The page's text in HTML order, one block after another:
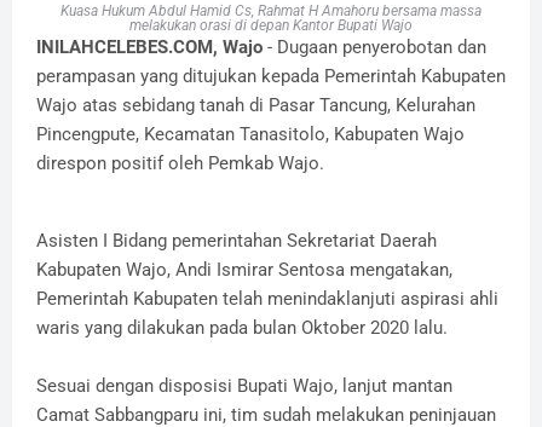
Kuasa Hukum Abdul Hamid Cs, Rahmat H Amahoru bersama massa
melakukan orasi di depan Kantor Bupati Wajo
INILAHCELEBES.COM, Wajo - Dugaan penyerobotan dan
perampasan yang ditujukan kepada Pemerintah Kabupaten
Wajo atas sebidang tanah di Pasar Tancung, Kelurahan
Pincengpute, Kecamatan Tanasitolo, Kabupaten Wajo
direspon positif oleh Pemkab Wajo.
Asisten I Bidang pemerintahan Sekretariat Daerah
Kabupaten Wajo, Andi Ismirar Sentosa mengatakan,
Pemerintah Kabupaten telah menindaklanjuti aspirasi ahli
waris yang dilakukan pada bulan Oktober 2020 lalu.
Sesuai dengan disposisi Bupati Wajo, lanjut mantan
Camat Sabbangparu ini, tim sudah melakukan peninjauan